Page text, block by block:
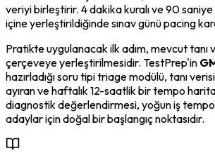
veriyi birleştirir. 4 dakika kuralı ve 90
içine yerleştirildiğinde sınav günü pacing
Pratikte uygulanacak ilk adım, mevcut tanı
çerçeveye yerleştirilmesidir. TestPrep'in
hazırladığı soru tipi triage modülü, tanı
ayıran ve haftalık 12-saatlik bir tempo
diagnostik değerlendirmesi, yoğun iş
adaylar için doğal bir başlangıç noktasıdır.